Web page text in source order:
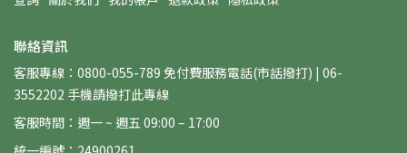
聯絡資訊
客服專線：0800-055-789 免付費服務電話(市話撥打) | 06-
3552202 手機請撥打此專線
客服時間：週一 ~ 週五 09:00 – 17:00